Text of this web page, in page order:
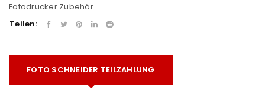
Fotodrucker Zubehör
Teilen:
FOTO SCHNEIDER TEILZAHLUNG